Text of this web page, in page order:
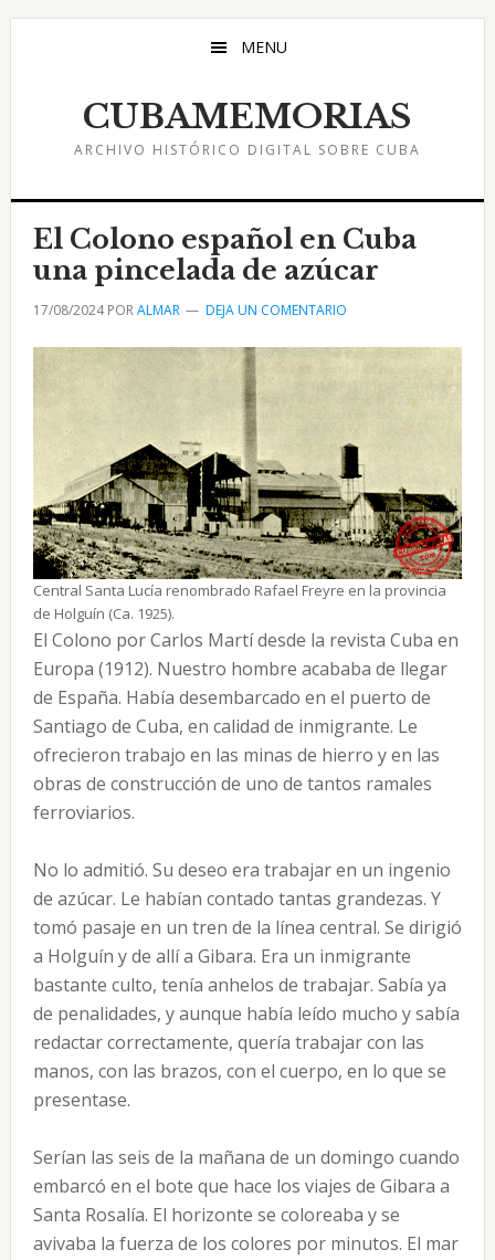
Saltar
Saltar
Saltar
MENU
CUBAMEMORIAS
ARCHIVO HISTÓRICO DIGITAL SOBRE CUBA
El Colono español en Cuba
una pincelada de azúcar
17/08/2024PORALMAR DEJA UN COMENTARIO
Central Santa Lucía renombrado Rafael Freyre en la provincia
de Holguín (Ca. 1925).
El Colono por Carlos Martí desde la revista Cuba en
Europa (1912). Nuestro hombre acababa de llegar
de España. Había desembarcado en el puerto de
Santiago de Cuba, en calidad de inmigrante. Le
ofrecieron trabajo en las minas de hierro y en las
obras de construcción de uno de tantos ramales
ferroviarios.
No lo admitió. Su deseo era trabajar en un ingenio
de azúcar. Le habían contado tantas grandezas. Y
tomó pasaje en un tren de la línea central. Se dirigió
a Holguín y de allí a Gibara. Era un inmigrante
bastante culto, tenía anhelos de trabajar. Sabía ya
de penalidades, y aunque había leído mucho y sabía
redactar correctamente, quería trabajar con las
manos, con las brazos, con el cuerpo, en lo que se
presentase.
Serían las seis de la mañana de un domingo cuando
embarcó en el bote que hace los viajes de Gibara a
Santa Rosalía. El horizonte se coloreaba y se
avivaba la fuerza de los colores por minutos. El mar